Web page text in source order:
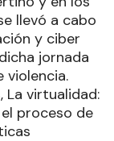
llevó a cabo
y ciber
jornada
violencia.
La virtualidad:
proceso de